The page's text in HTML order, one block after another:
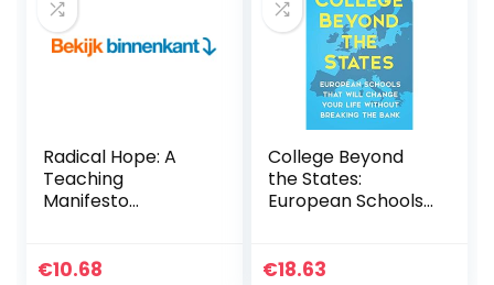
Radical Hope: A
Teaching
Manifesto
Education)
€10.68
College Beyond
the States:
European Schools
Breaking the Bank
€18.63